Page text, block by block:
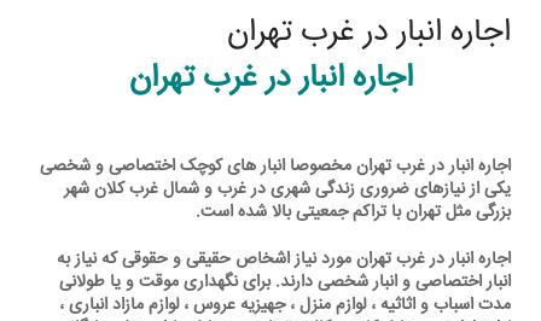
اجاره انبار در غرب تهران
اجاره انبار در غرب تهران
اجاره انبار در غرب تهران مخصوصا انبار های کوچک اختصاصی و شخصی
یکی از نیازهای ضروری زندگی شهری در غرب و شمال غرب کلان شهر
بزرگی مثل تهران با تراکم جمعیتی بالا شده است.
اجاره انبار در غرب تهران مورد نیاز اشخاص حقیقی و حقوقی که نیاز به
انبار اختصاصی و انبار شخصی دارند. برای نگهداری موقت و یا طولانی
مدت اسباب و اثاثیه ، لوازم منزل ، جهیزیه عروس ، لوازم مازاد انباری ،